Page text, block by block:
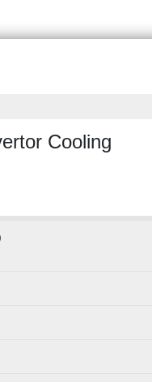
Cooling